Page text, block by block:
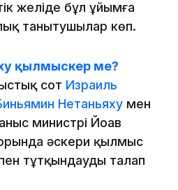
желіде бұл ұйымға
танытушылар көп.
қылмыскер ме?
сот Израиль
Нетаньяху мен
министрі Йоав
әскери қылмыс
тұтқындауды талап